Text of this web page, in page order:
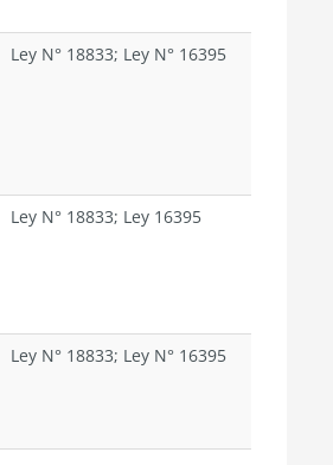
Ley N° 18833; Ley N° 16395
Ley N° 18833; Ley 16395
Ley N° 18833; Ley N° 16395